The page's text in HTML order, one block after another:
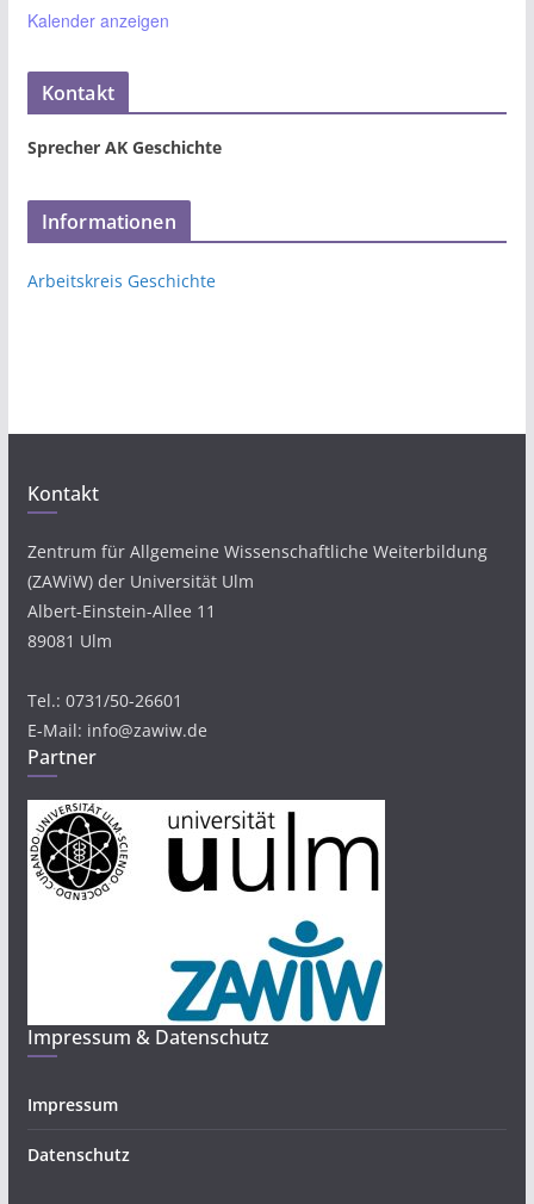
Kalender anzeigen
Kontakt
Sprecher AK Geschichte
Informationen
Arbeitskreis Geschichte
Kontakt
Zentrum für Allgemeine Wissenschaftliche Weiterbildung
(ZAWiW) der Universität Ulm
Albert-Einstein-Allee 11
89081 Ulm
Tel.: 0731/50-26601
E-Mail: info@zawiw.de
Partner
Impressum & Datenschutz
Impressum
Datenschutz